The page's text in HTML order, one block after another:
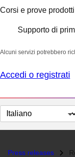
Corsi e prove prodotti
Supporto di
Alcuni servizi potrebbero
Accedi o registrati
Cambia
lingua
Press releases